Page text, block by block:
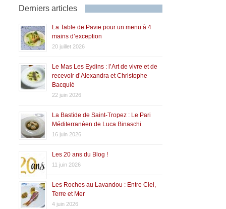
Derniers articles
La Table de Pavie pour un menu à 4
mains d’exception
20 juillet 2026
Le Mas Les Eydins : l’Art de vivre et de
recevoir d’Alexandra et Christophe
Bacquié
22 juin 2026
La Bastide de Saint-Tropez : Le Pari
Méditerranéen de Luca Binaschi
16 juin 2026
Les 20 ans du Blog !
11 juin 2026
Les Roches au Lavandou : Entre Ciel,
Terre et Mer
4 juin 2026